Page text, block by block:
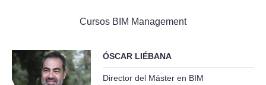
Cursos BIM Management
ÓSCAR LIÉBANA
Director del Máster en BIM